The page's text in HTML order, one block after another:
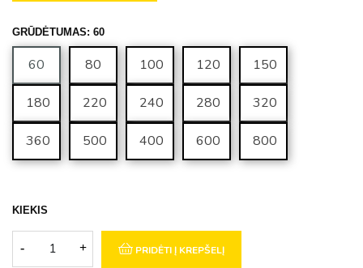
GRŪDĖTUMAS: 60
60 80 100 120 150
180 220 240 280 320
360 500 400 600 800
KIEKIS
PRIDĖTI Į KREPŠELĮ